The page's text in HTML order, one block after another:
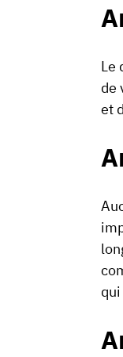
Le
de
et